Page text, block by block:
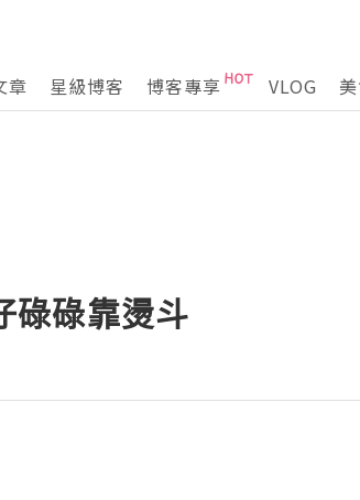
章 星級博客 博客專享 VLOG
碌碌靠燙斗